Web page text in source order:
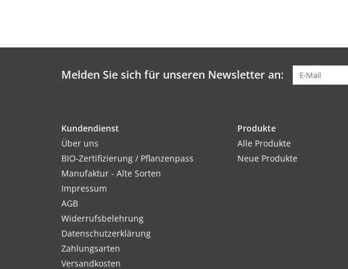
Melden Sie sich für unseren Newsletter an:
Kundendienst
Über uns
BIO-Zertifizierung / Pflanzenpass
Manufaktur - Alte Sorten
Impressum
AGB
Widerrufsbelehrung
Datenschutzerklärung
Zahlungsarten
Versandkosten
Produkte
Alle Produkte
Neue Produkte